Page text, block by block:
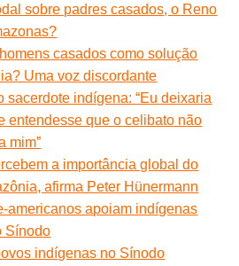
sobre padres casados, o Reno
casados como solução
Uma voz discordante
sacerdote indígena: “Eu deixaria
entendesse que o celibato não
mim”
a importância global do
afirma Peter Hünermann
americanos apoiam indígenas
Sínodo
indígenas no Sínodo